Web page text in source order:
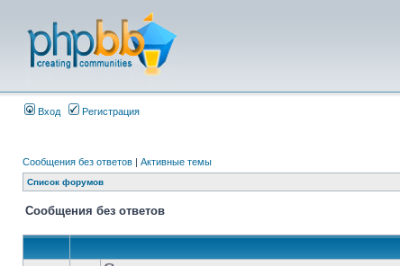
Вход Регистрация
Сообщения без ответов | Активные темы
Список форумов
Сообщения без ответов